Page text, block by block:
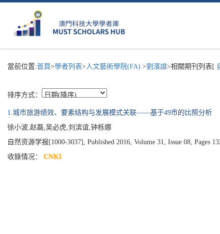
當前位置:首頁>學者列表>人文藝術學院(FA) >劉濱誼>相關期刊列表[
排序方式：
1.城市旅游绩效、要素结构与发展模式关联——基于49市的比照分析
徐小波,赵磊,吴必虎,刘滨谊,钟栎娜
自然资源学报[1000-3037], Published 2016, Volume 31, Issue 08, Pages
收錄情况： CNKI